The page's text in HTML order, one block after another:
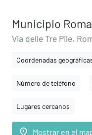
Municipio
Via delle Tre Pile,
Coordenadas
Número de teléfono
Lugares cercanos
place Mostrar en el